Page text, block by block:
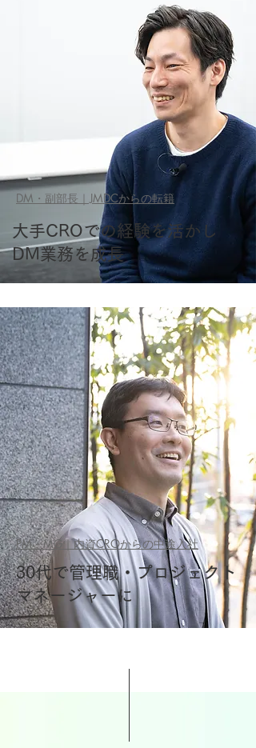
DM・副部長｜JMDCからの転籍
大手CROでの経験を活かし
DM業務を成長
PM・MG｜内資CROからの中途入社
30代で管理職・プロジェクト
マネージャーに